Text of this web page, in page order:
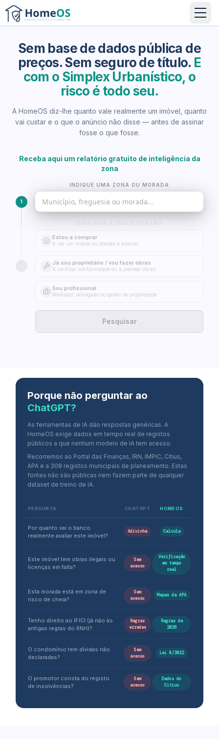
Sem base de dados pública de
preços. Sem seguro de título. E
com o Simplex Urbanístico, o
risco é todo seu.
A HomeOS diz-lhe quanto vale realmente um imóvel, quanto
vai custar e o que o anúncio não disse — antes de assinar
fosse o que fosse.
Receba aqui um relatório gratuito de inteligência da
zona
INDIQUE UMA ZONA OU MORADA
1
Estou a comprar
A ver um imóvel ou prestes a assinar
Já sou proprietário / vou fazer obras
A verificar conformidade ou a planear obras
Sou profissional
Mediador, advogado ou gestor de propriedade
Pesquisar
Porque não perguntar ao
ChatGPT?
As ferramentas de IA dão respostas genéricas. A
HomeOS exige dados em tempo real de registos
públicos a que nenhum modelo de IA tem acesso.
Recorremos ao Portal das Finanças, IRN, IMPIC, Citius,
APA e a 308 registos municipais de planeamento. Estas
fontes não são públicas nem fazem parte de qualquer
dataset de treino de IA.
PERGUNTA CHATGPT HOMEOS
Por quanto vai o banco
realmente avaliar este imóvel?
Adivinha Calcula
Este imóvel tem obras ilegais ou
licenças em falta?
Sem
acesso
Verificação
em tempo
real
Esta morada está em zona de
risco de cheia?
Sem
acesso
Mapas da APA
Tenho direito ao IFICI (já não às
antigas regras do RNH)?
Regras
erradas
Regras de
2026
O condomínio tem dívidas não
declaradas?
Sem
acesso
Lei 8/2022
O promotor consta do registo
de insolvências?
Sem
acesso
Dados do
Citius